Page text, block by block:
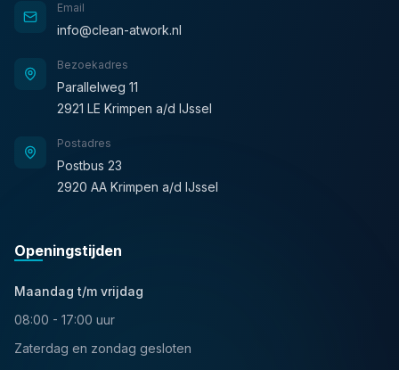
Email
info@clean-atwork.nl
Bezoekadres
Parallelweg 11
2921 LE Krimpen a/d IJssel
Postadres
Postbus 23
2920 AA Krimpen a/d IJssel
Openingstijden
Maandag t/m vrijdag
08:00 - 17:00 uur
Zaterdag en zondag gesloten